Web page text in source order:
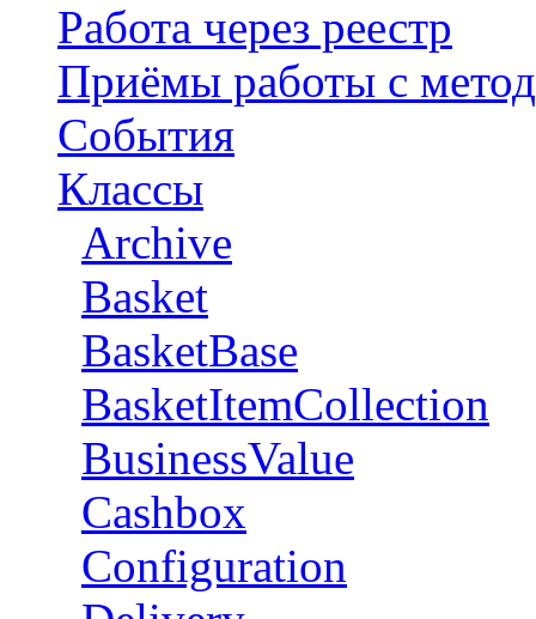
Работа через реестр
Приёмы работы с
События
Классы
Archive
Basket
BasketBase
BasketItemCollection
BusinessValue
Cashbox
Configuration